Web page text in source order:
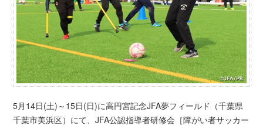
5月14日(土)～15日(日)に高円宮記念JFA夢フィールド（千葉県
千葉市美浜区）にて、JFA公認指導者研修会［障がい者サッカー